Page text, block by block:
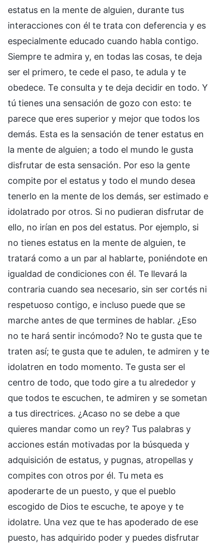
estatus en la mente de alguien, durante tus
interacciones con él te trata con deferencia y es
especialmente educado cuando habla contigo.
Siempre te admira y, en todas las cosas, te deja
ser el primero, te cede el paso, te adula y te
obedece. Te consulta y te deja decidir en todo. Y
tú tienes una sensación de gozo con esto: te
parece que eres superior y mejor que todos los
demás. Esta es la sensación de tener estatus en
la mente de alguien; a todo el mundo le gusta
disfrutar de esta sensación. Por eso la gente
compite por el estatus y todo el mundo desea
tenerlo en la mente de los demás, ser estimado e
idolatrado por otros. Si no pudieran disfrutar de
ello, no irían en pos del estatus. Por ejemplo, si
no tienes estatus en la mente de alguien, te
tratará como a un par al hablarte, poniéndote en
igualdad de condiciones con él. Te llevará la
contraria cuando sea necesario, sin ser cortés ni
respetuoso contigo, e incluso puede que se
marche antes de que termines de hablar. ¿Eso
no te hará sentir incómodo? No te gusta que te
traten así; te gusta que te adulen, te admiren y te
idolatren en todo momento. Te gusta ser el
centro de todo, que todo gire a tu alrededor y
que todos te escuchen, te admiren y se sometan
a tus directrices. ¿Acaso no se debe a que
quieres mandar como un rey? Tus palabras y
acciones están motivadas por la búsqueda y
adquisición de estatus, y pugnas, atropellas y
compites con otros por él. Tu meta es
apoderarte de un puesto, y que el pueblo
escogido de Dios te escuche, te apoye y te
idolatre. Una vez que te has apoderado de ese
puesto, has adquirido poder y puedes disfrutar